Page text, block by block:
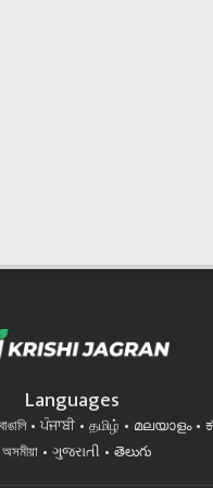
Languages
বাঙালি ਪੰਜਾਬੀ தமிழ் മലയാളം
অসমীয়া
ગુજરાતી తెలుగు